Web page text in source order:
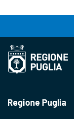
Regione Puglia